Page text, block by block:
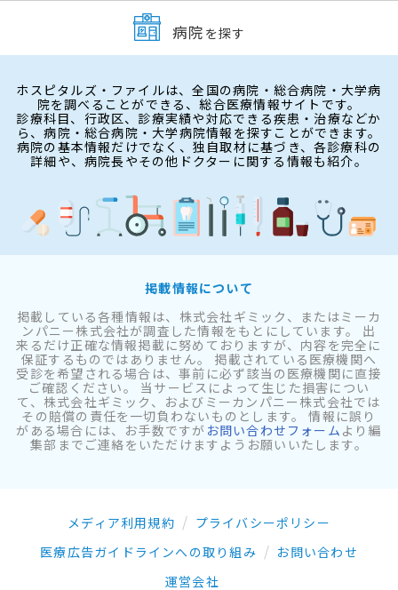
病院 を探す
ホスピタルズ・ファイルは、全国の病院・総合病院・大学病
院を調べることができる、総合医療情報サイトです。
診療科目、行政区、診療実績や対応できる疾患・治療などか
ら、病院・総合病院・大学病院情報を探すことができます。
病院の基本情報だけでなく、独自取材に基づき、各診療科の
詳細や、病院長やその他ドクターに関する情報も紹介。
掲載情報について
掲載している各種情報は、株式会社ギミック、またはミーカ
ンパニー株式会社が調査した情報をもとにしています。 出
来るだけ正確な情報掲載に努めておりますが、内容を完全に
保証するものではありません。 掲載されている医療機関へ
受診を希望される場合は、事前に必ず該当の医療機関に直接
ご確認ください。 当サービスによって生じた損害につい
て、株式会社ギミック、およびミーカンパニー株式会社では
その賠償の責任を一切負わないものとします。 情報に誤り
がある場合には、お手数ですが お問い合わせフォーム より編
集部までご連絡をいただけますようお願いいたします。
メディア利用規約
プライバシーポリシー
医療広告ガイドラインへの取り組み
お問い合わせ
運営会社